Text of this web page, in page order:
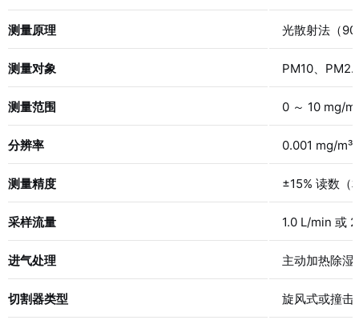
测量原理 光散射法（
测量对象 PM10、
测量范围 0 ～ 10 mg/
分辨率 0.001 mg/m³
测量精度 ±15% 读数（
采样流量 1.0 L/min 或
进气处理 主动加热除
切割器类型 旋风式或撞击